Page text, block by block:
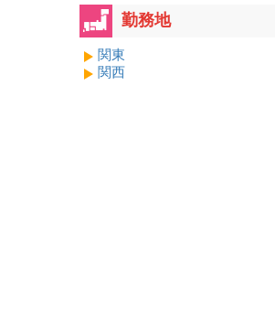
勤務地
関東
関西